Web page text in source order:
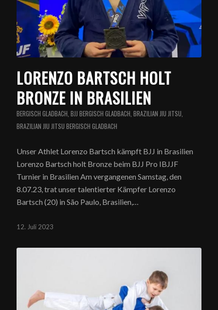
LORENZO BARTSCH HOLT
BRONZE IN BRASILIEN
BERGISCH GLADBACH, BJJ BERGISCH GLADBACH, BRAZILIAN JIU JITSU,
BRAZILIAN JIU JITSU BERGISCH GLADBACH
Unser Athlet Lorenzo Bartsch kämpft BJJ in Brasilien
Lorenzo Bartsch holt Bronze beim BJJ Pro IBJJF
Turnier in Brasilien Am vergangenen Samstag, den
8.07.23, trat unser talentierter Kämpfer Lorenzo
Bartsch (20) in São Paulo, Brasilien,…
12. Juli 2023